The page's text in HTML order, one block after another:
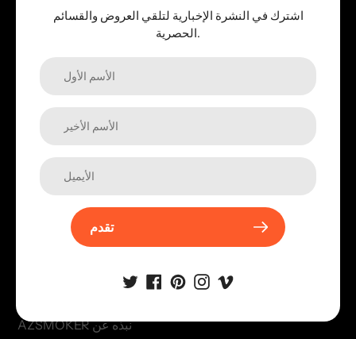
SMSA
شركاء النجاح
FacebookTwitter
AZSMOKER نبذه عن
اشترك في النشرة الإخبارية لتلقي العروض والقسائم
الحصرية.
تقدم